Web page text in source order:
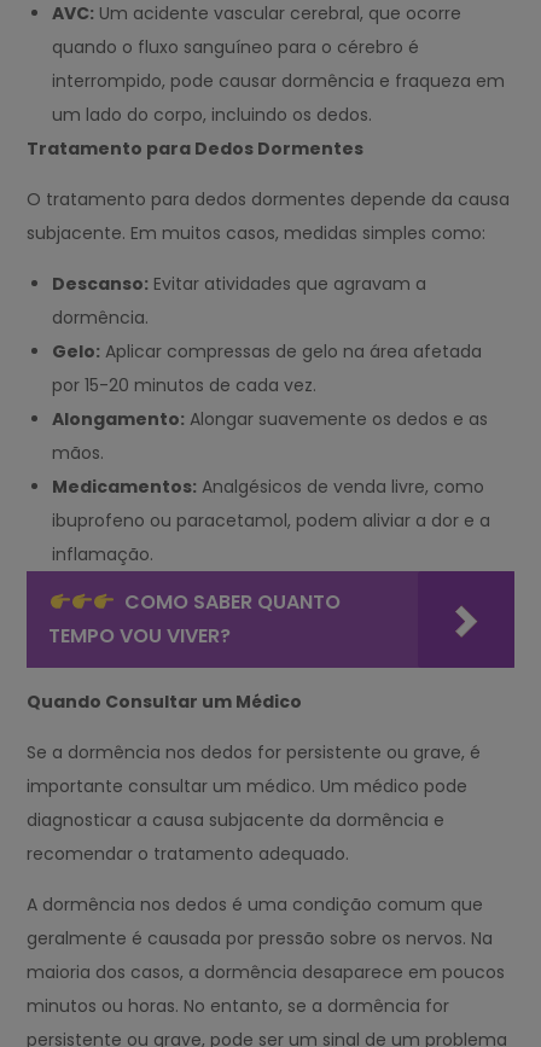
AVC: Um acidente vascular cerebral, que ocorre
quando o fluxo sanguíneo para o cérebro é
interrompido, pode causar dormência e fraqueza em
um lado do corpo, incluindo os dedos.
Tratamento para Dedos Dormentes
O tratamento para dedos dormentes depende da causa
subjacente. Em muitos casos, medidas simples como:
Descanso: Evitar atividades que agravam a
dormência.
Gelo: Aplicar compressas de gelo na área afetada
por 15-20 minutos de cada vez.
Alongamento: Alongar suavemente os dedos e as
mãos.
Medicamentos: Analgésicos de venda livre, como
ibuprofeno ou paracetamol, podem aliviar a dor e a
inflamação.
COMO SABER QUANTO
TEMPO VOU VIVER?
Quando Consultar um Médico
Se a dormência nos dedos for persistente ou grave, é
importante consultar um médico. Um médico pode
diagnosticar a causa subjacente da dormência e
recomendar o tratamento adequado.
A dormência nos dedos é uma condição comum que
geralmente é causada por pressão sobre os nervos. Na
maioria dos casos, a dormência desaparece em poucos
minutos ou horas. No entanto, se a dormência for
persistente ou grave, pode ser um sinal de um problema